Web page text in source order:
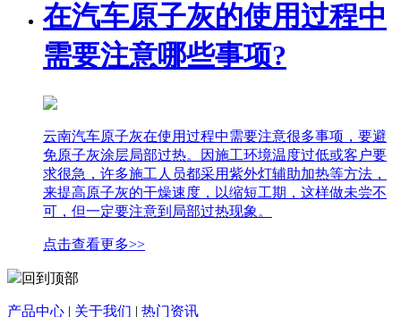
在汽车原子灰的使用过程中
需要注意哪些事项?
云南汽车原子灰在使用过程中需要注意很多事项，要避
免原子灰涂层局部过热。因施工环境温度过低或客户要
求很急，许多施工人员都采用紫外灯辅助加热等方法，
来提高原子灰的干燥速度，以缩短工期，这样做未尝不
可，但一定要注意到局部过热现象。
点击查看更多>>
回到顶部
产品中心 | 关于我们 | 热门资讯